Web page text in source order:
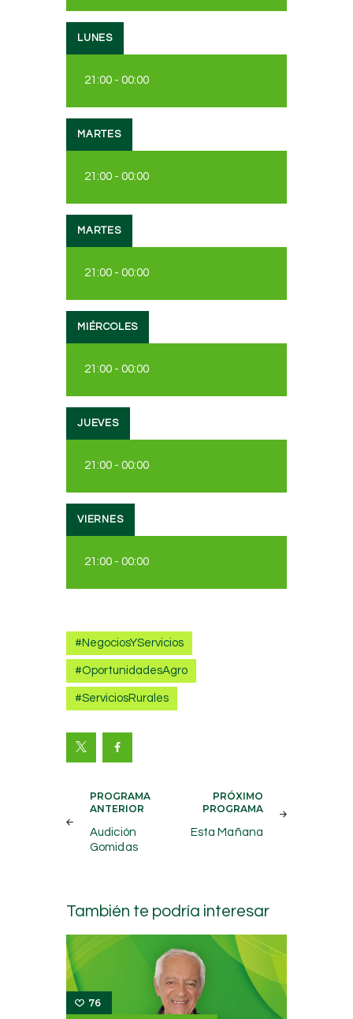
LUNES
21:00- 00:00
MARTES
21:00- 00:00
MARTES
21:00- 00:00
MIÉRCOLES
21:00- 00:00
JUEVES
21:00- 00:00
VIERNES
21:00- 00:00
#NegociosYServicios
#OportunidadesAgro
#ServiciosRurales
Navegación
de
entradas
PROGRAMA
ANTERIOR
Audición
Gomidas
PRÓXIMO
PROGRAMA
Esta Mañana
También te podría interesar
76